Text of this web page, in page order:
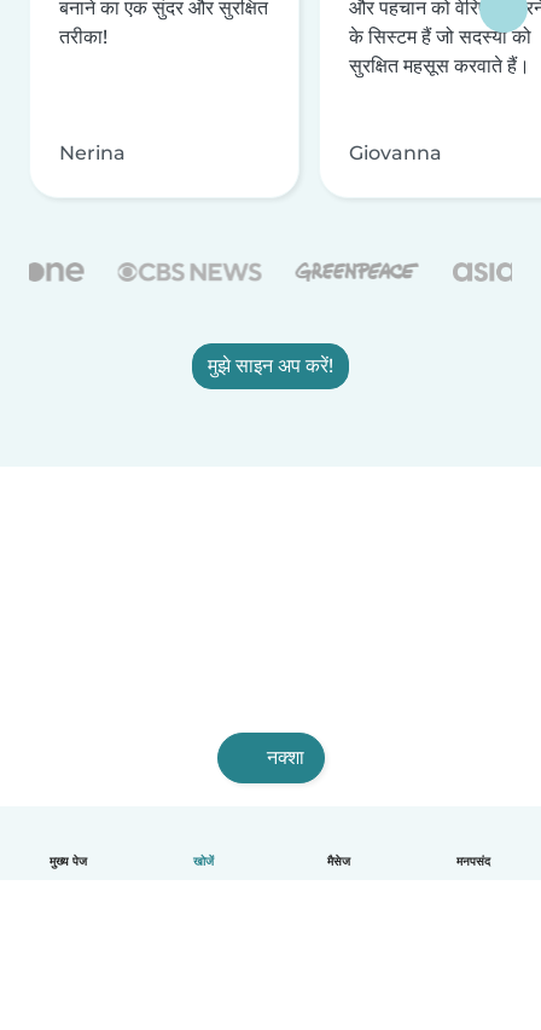
मुख्य पेज खोजें मैसेज मनपसंद
बनाने का एक सुंदर और सुरक्षित
तरीका!
Nerina
और पहचान को वेरिफ़ाई
के सिस्टम हैं जो सदस्यों को
सुरक्षित महसूस करवाते हैं।
Giovanna
मुझे साइन अप करें!
नक्शा